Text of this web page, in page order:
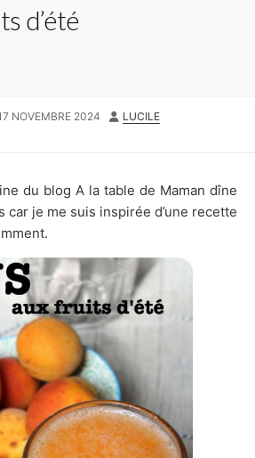
d’été
NOVEMBRE 2024 AUTHOR
LUCILE
du blog A la table de Maman dîne
car je me suis inspirée d’une recette